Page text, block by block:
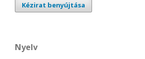
Kézirat benyújtása
Nyelv